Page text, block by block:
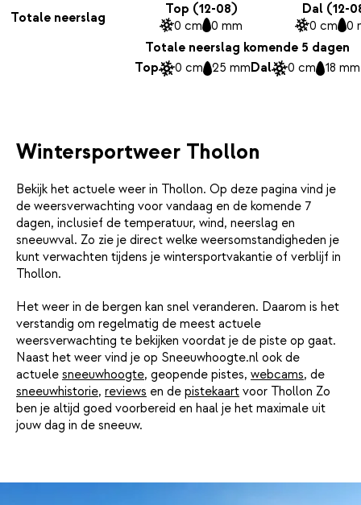
Totale neerslag
Top (12-08)
0 cm 0 mm
Dal (12-
0 cm 0
Totale neerslag komende 5 dagen
Top
0 cm 25 mmDal 0 cm 18 mm
Wintersportweer Thollon
Bekijk het actuele weer in Thollon. Op deze pagina vind je
de weersverwachting voor vandaag en de komende 7
dagen, inclusief de temperatuur, wind, neerslag en
sneeuwval. Zo zie je direct welke weersomstandigheden je
kunt verwachten tijdens je wintersportvakantie of verblijf in
Thollon.
Het weer in de bergen kan snel veranderen. Daarom is het
verstandig om regelmatig de meest actuele
weersverwachting te bekijken voordat je de piste op gaat.
Naast het weer vind je op Sneeuwhoogte.nl ook de
actuele sneeuwhoogte, geopende pistes, webcams, de
sneeuwhistorie, reviews en de pistekaart voor Thollon Zo
ben je altijd goed voorbereid en haal je het maximale uit
jouw dag in de sneeuw.